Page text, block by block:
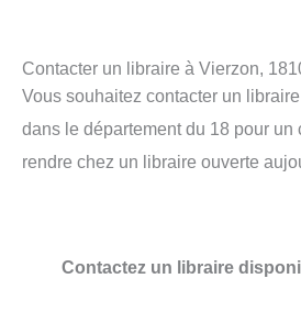
Contacter un libraire à Vierzon,
Vous souhaitez contacter un
dans le département du 18 pour
rendre chez un libraire ouverte
Contactez un libraire